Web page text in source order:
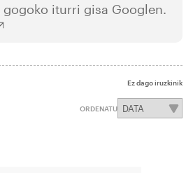
gogoko iturri gisa Googlen.
Ez dago iruzkinik
ORDENATU